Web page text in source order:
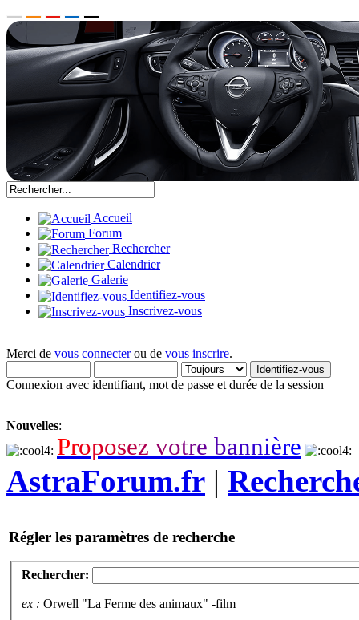
Accueil
Forum
Rechercher
Calendrier
Galerie
Identifiez-vous
Inscrivez-vous
Merci de vous connecterou de vous inscrire.
Connexion avec identifiant, mot de passe et durée de la session
Nouvelles:
Proposez votre bannière
AstraForum.fr |
Régler les paramètres de recherche
Rechercher:
ex : Orwell "La Ferme des animaux" -film